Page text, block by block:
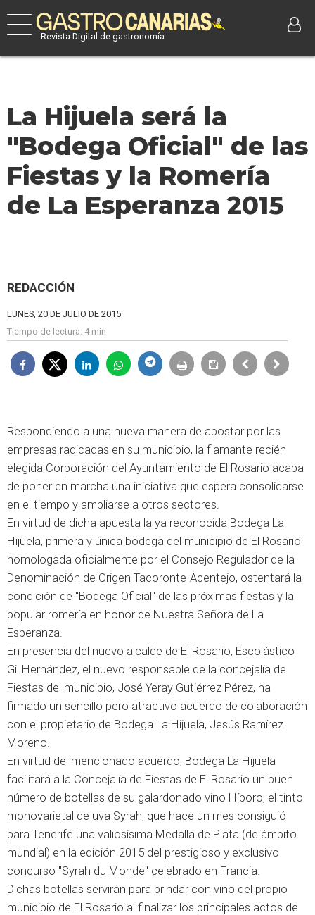
Revista Digital de gastronomía
La Hijuela será la
"Bodega Oficial" de las
Fiestas y la Romería
de La Esperanza 2015
REDACCIÓN
LUNES, 20 DE JULIO DE 2015
Tiempo de lectura: 4 min
Respondiendo a una nueva manera de apostar por las
empresas radicadas en su municipio, la flamante recién
elegida Corporación del Ayuntamiento de El Rosario acaba
de poner en marcha una iniciativa que espera consolidarse
en el tiempo y ampliarse a otros sectores.
En virtud de dicha apuesta la ya reconocida Bodega La
Hijuela, primera y única bodega del municipio de El Rosario
homologada oficialmente por el Consejo Regulador de la
Denominación de Origen Tacoronte-Acentejo, ostentará la
condición de "Bodega Oficial" de las próximas fiestas y la
popular romería en honor de Nuestra Señora de La
Esperanza.
En presencia del nuevo alcalde de El Rosario, Escolástico
Gil Hernández, el nuevo responsable de la concejalía de
Fiestas del municipio, José Yeray Gutiérrez Pérez, ha
firmado un sencillo pero atractivo acuerdo de colaboración
con el propietario de Bodega La Hijuela, Jesús Ramírez
Moreno.
En virtud del mencionado acuerdo, Bodega La Hijuela
facilitará a la Concejalía de Fiestas de El Rosario un buen
número de botellas de su galardonado vino Híboro, el tinto
monovarietal de uva Syrah, que hace un mes consiguió
para Tenerife una valiosísima Medalla de Plata (de ámbito
mundial) en la edición 2015 del prestigioso y exclusivo
concurso "Syrah du Monde" celebrado en Francia.
Dichas botellas servirán para brindar con vino del propio
municipio de El Rosario al finalizar los principales actos de